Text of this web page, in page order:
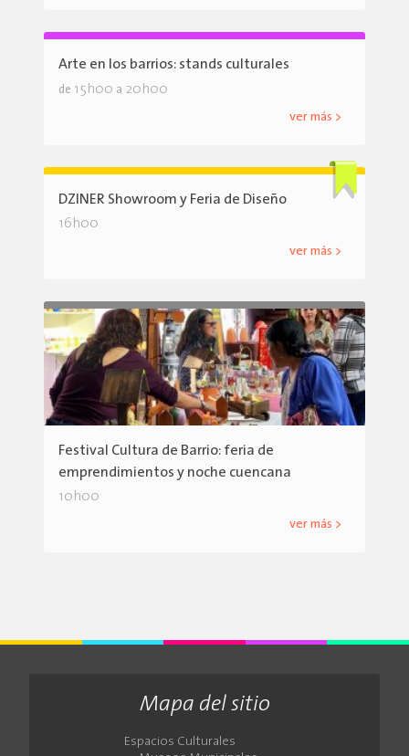
Arte en los barrios: stands culturales
de 15h00 a 20h00
ver más >
DZINER Showroom y Feria de Diseño
16h00
ver más >
Festival Cultura de Barrio: feria de
emprendimientos y noche cuencana
10h00
ver más >
Mapa del sitio
Espacios Culturales